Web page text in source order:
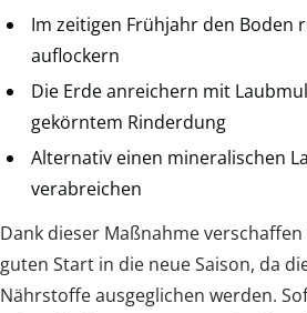
Im zeitigen Frühjahr den Boden
auflockern
Die Erde anreichern mit
gekörntem Rinderdung
Alternativ einen mineralischen
verabreichen
Dank dieser Maßnahme
guten Start in die neue Saison, da
Nährstoffe ausgeglichen werden.